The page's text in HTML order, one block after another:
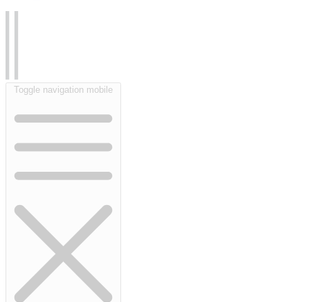
Toggle navigation mobile